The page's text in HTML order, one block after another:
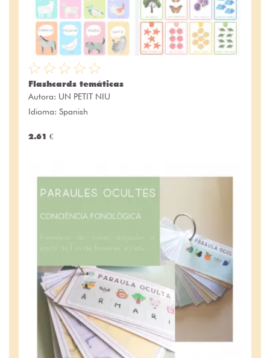
Flashcards temáticas
Autora: UN PETIT NIU
Idioma: Spanish
2.61 €